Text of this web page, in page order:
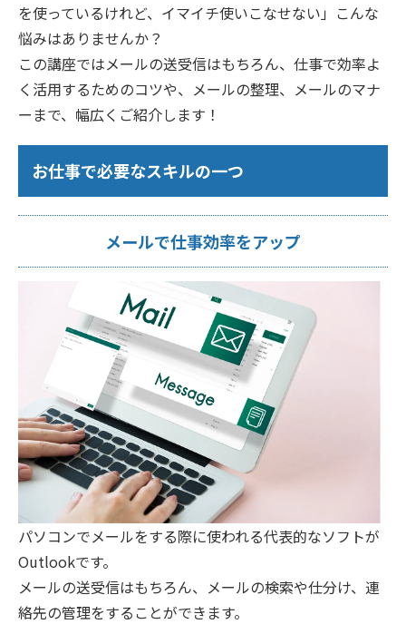
を使っているけれど、イマイチ使いこなせない」こんな
悩みはありませんか？
この講座ではメールの送受信はもちろん、仕事で効率よ
く活用するためのコツや、メールの整理、メールのマナ
ーまで、幅広くご紹介します！
お仕事で必要なスキルの一つ
メールで仕事効率をアップ
パソコンでメールをする際に使われる代表的なソフトが
Outlookです。
メールの送受信はもちろん、メールの検索や仕分け、連
絡先の管理をすることができます。